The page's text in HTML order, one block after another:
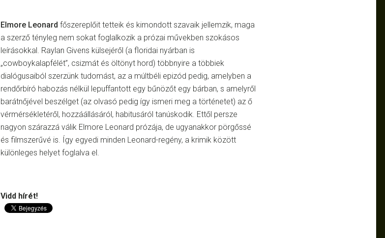
Elmore Leonard főszereplőit tetteik és kimondott szavaik jellemzik, maga
a szerző tényleg nem sokat foglalkozik a prózai művekben szokásos
leírásokkal. Raylan Givens külsejéről (a floridai nyárban is
„cowboykalapfélét”, csizmát és öltönyt hord) többnyire a többiek
dialógusaiból szerzünk tudomást, az a múltbéli epizód pedig, amelyben a
rendőrbíró habozás nélkül lepuffantott egy bűnözőt egy bárban, s amelyről
barátnőjével beszélget (az olvasó pedig így ismeri meg a történetet) az ő
vérmérsékletéről, hozzáállásáról, habitusáról tanúskodik. Ettől persze
nagyon szárazzá válik Elmore Leonard prózája, de ugyanakkor pörgőssé
és filmszerűvé is. Így egyedi minden Leonard-regény, a krimik között
különleges helyet foglalva el.
Vidd hírét!